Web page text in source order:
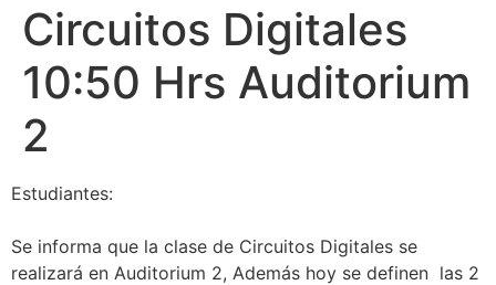
Circuitos Digitales
10:50 Hrs Auditorium
2
Estudiantes:
Se informa que la clase de Circuitos Digitales se
realizará en Auditorium 2, Además hoy se definen las 2